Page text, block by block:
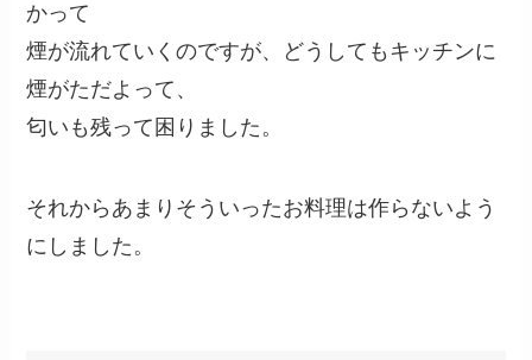
かって
煙が流れていくのですが、どうしてもキッチンに
煙がただよって、
匂いも残って困りました。
それからあまりそういったお料理は作らないよう
にしました。